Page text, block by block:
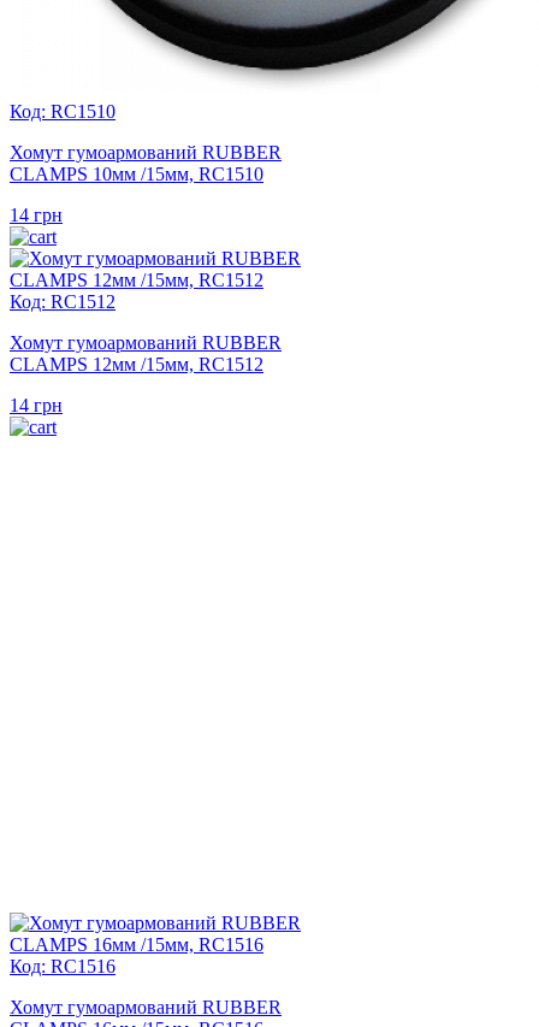
Код: RC1510
Хомут гумоармований RUBBER
CLAMPS 10мм /15мм, RC1510
14 грн
Код: RC1512
Хомут гумоармований RUBBER
CLAMPS 12мм /15мм, RC1512
14 грн
Код: RC1516
Хомут гумоармований RUBBER